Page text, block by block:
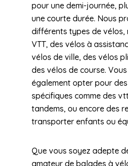
pour une demi-journée,
une courte durée. Nous
différents types de vélos,
VTT, des vélos à
vélos de ville, des vélos
des vélos de course.
également opter pour
spécifiques comme des
tandems, ou encore des
transporter enfants ou
Que vous soyez adepte
amateur de balades à